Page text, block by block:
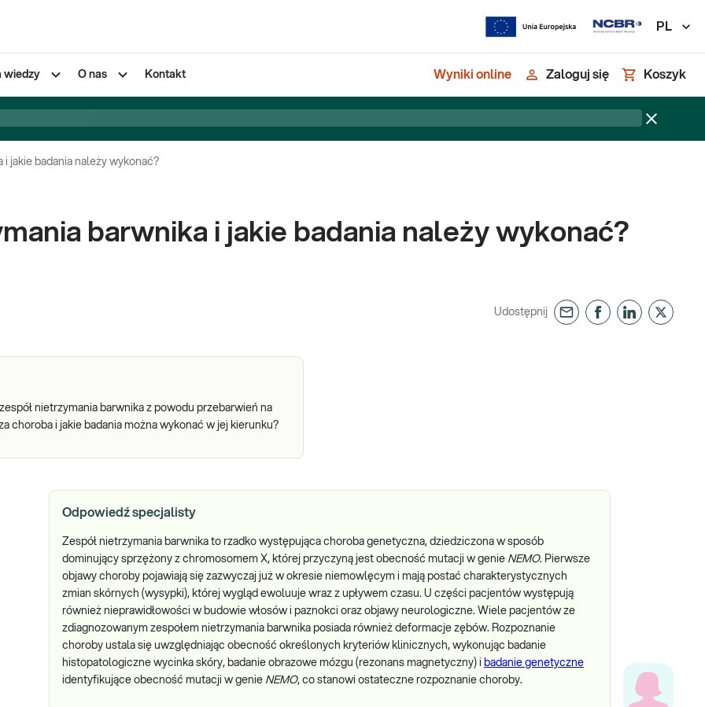
PL
wiedzy O nas Kontakt Wyniki online Zaloguj się Koszyk
jakie badania należy wykonać?
barwnika i jakie badania należy wykonać?
Udostępnij
nietrzymania barwnika z powodu przebarwień na
choroba i jakie badania można wykonać w jej kierunku?
Odpowiedź specjalisty
Zespół nietrzymania barwnika to rzadko występująca choroba genetyczna, dziedziczona w sposób
dominujący sprzężony z chromosomem X, której przyczyną jest obecność mutacji w genie NEMO. Pierwsze
objawy choroby pojawiają się zazwyczaj już w okresie niemowlęcym i mają postać charakterystycznych
zmian skórnych (wysypki), której wygląd ewoluuje wraz z upływem czasu. U części pacjentów występują
również nieprawidłowości w budowie włosów i paznokci oraz objawy neurologiczne. Wiele pacjentów ze
zdiagnozowanym zespołem nietrzymania barwnika posiada również deformacje zębów. Rozpoznanie
choroby ustala się uwzględniając obecność określonych kryteriów klinicznych, wykonując badanie
histopatologiczne wycinka skóry, badanie obrazowe mózgu (rezonans magnetyczny) i badanie genetyczne
identyfikujące obecność mutacji w genie NEMO, co stanowi ostateczne rozpoznanie choroby.